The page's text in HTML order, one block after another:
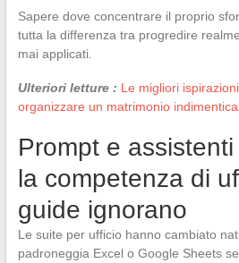
Sapere dove concentrare il proprio
tutta la differenza tra progredire
mai applicati.
Ulteriori letture : Le migliori
organizzare un matrimonio
Prompt e
la competenza di
guide ignorano
Le suite per ufficio hanno cambiato
padroneggia Excel o Google Sheets